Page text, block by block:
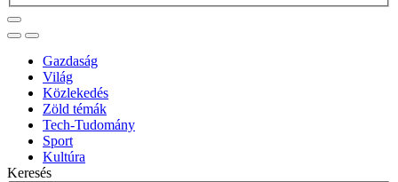
Gazdaság
Világ
Közlekedés
Zöld témák
Tech-Tudomány
Sport
Kultúra
Keresés